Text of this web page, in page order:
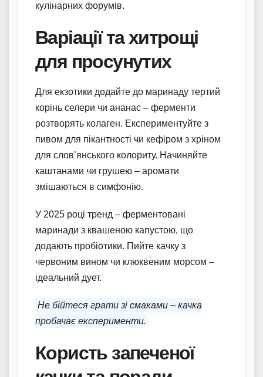
кулінарних форумів.
Варіації та хитрощі
для просунутих
Для екзотики додайте до маринаду тертий
корінь селери чи ананас – ферменти
розтворять колаген. Експериментуйте з
пивом для пікантності чи кефіром з хріном
для слов’янського колориту. Начиняйте
каштанами чи грушею – аромати
змішаються в симфонію.
У 2025 році тренд – ферментовані
маринади з квашеною капустою, що
додають пробіотики. Пийте качку з
червоним вином чи клюквеним морсом –
ідеальний дует.
Не бійтеся грати зі смаками – качка
пробачає експерименти.
Користь запеченої